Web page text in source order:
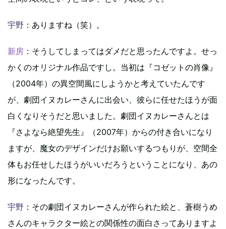
宇野 ：ありますね（笑）。
新房 ：そうしてしまってはダメだと思ったんですよ。せっ
かくのオリジナル作品ですし。当初は『コゼットの肖像』
（2004年）の異空間風にしようかと考えていたんです
が、劇団イヌカレーさんに出会い、彼らに任せたほうが面
白くなりそうだと思いました。劇団イヌカレーさんとは
『さよなら絶望先生』（2007年）からの付き合いになり
ますが、魔女のデザインだけお願いするつもりが、空間全
体もお任せしたほうがいいだろうということになり、あの
形になったんです。
宇野 ：その劇団イヌカレーさんが作られた絵と、蒼樹うめ
さんのキャラクター絵との関係性の面白さってありますよ